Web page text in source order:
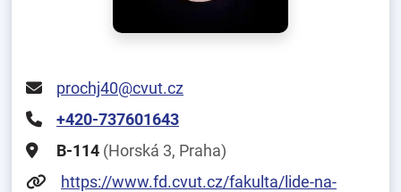
prochj40@cvut.cz
+420-737601643
B-114 (Horská 3, Praha)
https://www.fd.cvut.cz/fakulta/lide-na-